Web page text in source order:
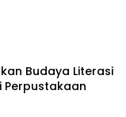
Budaya Literasi
Perpustakaan